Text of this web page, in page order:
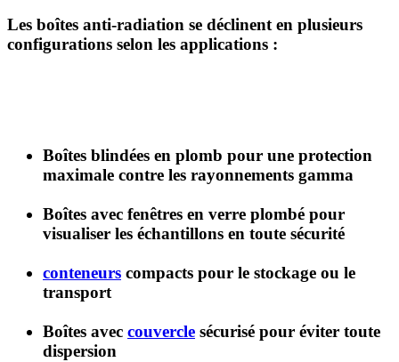
Les boîtes anti-radiation se déclinent en plusieurs
configurations selon les applications :
Boîtes blindées en plomb pour une protection
maximale contre les rayonnements gamma
Boîtes avec fenêtres en verre plombé pour
visualiser les échantillons en toute sécurité
conteneurs compacts pour le stockage ou le
transport
Boîtes avec couvercle sécurisé pour éviter toute
dispersion